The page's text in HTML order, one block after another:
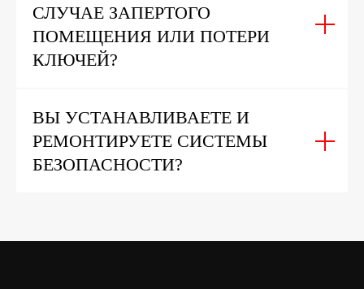
СЛУЧАЕ ЗАПЕРТОГО
ПОМЕЩЕНИЯ ИЛИ ПОТЕРИ
КЛЮЧЕЙ?
ВЫ УСТАНАВЛИВАЕТЕ И
РЕМОНТИРУЕТЕ СИСТЕМЫ
БЕЗОПАСНОСТИ?